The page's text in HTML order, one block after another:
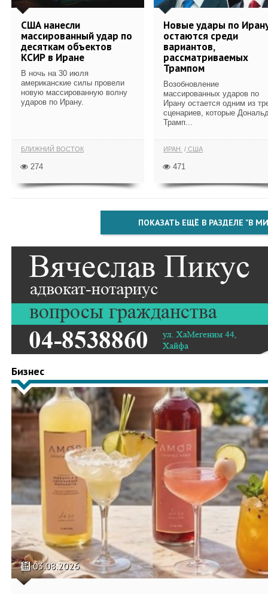
США нанесли
массированный удар по
десяткам объектов
КСИР в Иране
В ночь на 30 июля
американские силы провели
новую массированную волну
ударов по Ирану.
БЛИЖНИЙ ВОСТОК
274
Новые удары по
остаются среди
вариантов,
рассматриваемых
Трампом
Возобновление
массированных ударов по
Ирану остается одним из
сценариев, которые
Трамп...
ИРАН США
471
ПОКАЗАТЬ ЕЩЁ В РАЗДЕЛЕ "В
Бизнес
03.08.2026